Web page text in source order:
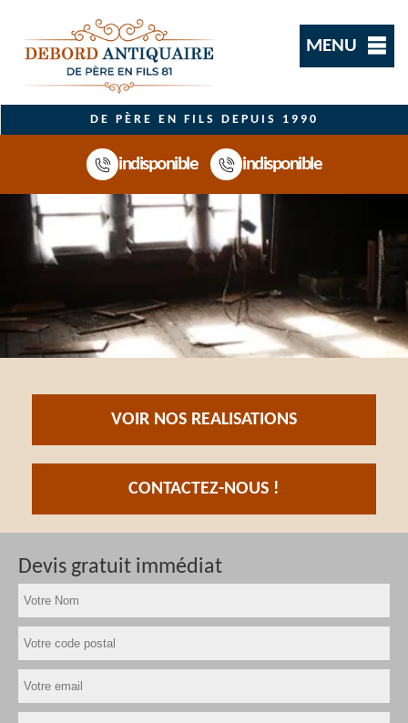
MENU
DE PÈRE EN FILS DEPUIS 1990
indisponible indisponible
VOIR NOS REALISATIONS
CONTACTEZ-NOUS !
Devis gratuit immédiat